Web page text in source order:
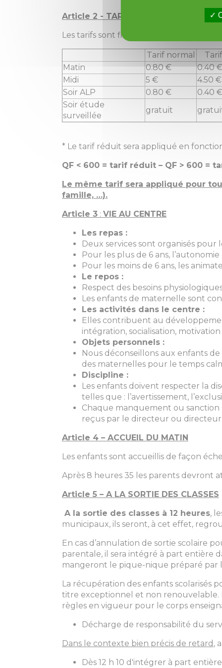
Article 2 - TARIFS
Les tarifs sont fixés par délibération du
Tarif normal
Matin
0.80 €
0.40 €
Midi
5 €
4.50 €
Soir ALP
0.80 €
0.40 €
Soir étude
surveillée
gratuit
* Le tarif réduit sera appliqué en
QF < 600 = tarif réduit – QF > 600 =
Le même tarif sera appliqué pour
famille, …).
Article 3 : VIE AU CENTRE
Les repas :
Deux services sont organisés pour
Pour les plus de 6 ans,
Pour les moins de 6 ans, les
Le repos :
Respect des besoins
Les enfants de maternelle sont
Les activités dans le centre :
Elles contribuent au
intégration, socialisation,
Objets personnels :
Nous déconseillons aux enfants
des maternelles pour le temps
Discipline :
Les enfants doivent respecter la
telles que : l’avertissement,
Chaque manquement ou sanction
reçus par le directeur ou directeur
Article 4 – ACCUEIL DU MATIN
Les enfants sont accueillis de façon
Après 8 heures 35 les parents devront
Article 5 – A LA SORTIE DES CLASSES
A la sortie des classes à 12 heures,
municipaux, ils seront, à cet effet,
En cas d’annulation de sortie scolaire
parentale, il sera intégré à part entière
mangeront le pique-nique préparé par
La récupération des enfants scolarisés
titre exceptionnel et non renouvelable.
règles en vigueur pour le corps
Décharge de responsabilité du
Dans le contexte bien précis de retard ,
Dès 12 h 10 d'intégrer à part